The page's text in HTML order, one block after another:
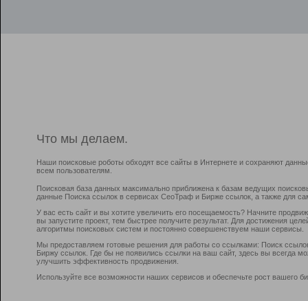
Что мы делаем.
Наши поисковые роботы обходят все сайты в Интернете и сохраняют
всем пользователям.
Поисковая база данных максимально приближена к базам ведущих
данные Поиска ссылок в сервисах СеоТраф и Бирже ссылок, а также для
У вас есть сайт и вы хотите увеличить его посещаемость? Начните
вы запустите проект, тем быстрее получите результат. Для достижения
алгоритмы поисковых систем и постоянно совершенствуем наши сервисы.
Мы предоставляем готовые решения для работы со ссылками: Поиск
Биржу ссылок. Где бы не появились ссылки на ваш сайт, здесь вы всегда
улучшить эффективность продвижения.
Используйте все возможности наших сервисов и обеспечьте рост вашего